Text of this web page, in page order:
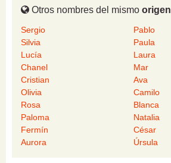
Otros nombres del mismo origen
Sergio
Pablo
Silvia
Paula
Lucía
Laura
Chanel
Mar
Cristian
Ava
Olivia
Camilo
Rosa
Blanca
Paloma
Natalia
Fermín
César
Aurora
Úrsula